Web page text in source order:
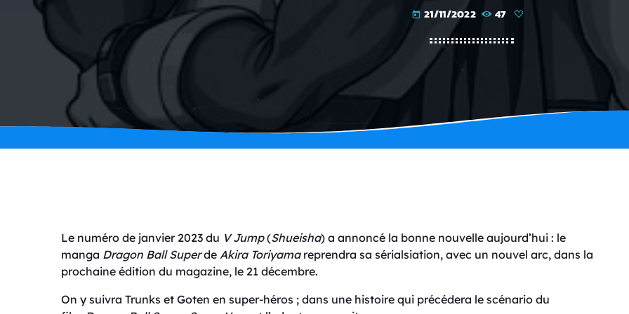
today 21/11/2022 47
Le numéro de janvier 2023 du V Jump(Shueisha) a annoncé la bonne nouvelle aujourd’hui : le
manga Dragon Ball Superde Akira Toriyamareprendra sa sérialsiation, avec un nouvel arc, dans la
prochaine édition du magazine, le 21 décembre.
On y suivra Trunks et Goten en super-héros ; dans une histoire qui précédera le scénario du